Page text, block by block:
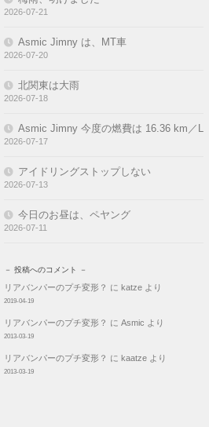
2026-07-21
Asmic Jimny は、MT車
2026-07-20
北関東は大雨
2026-07-18
Asmic Jimny 今度の燃費は 16.36 km／L
2026-07-17
アイドリングストップしない
2026-07-13
今日のお昼は、ペヤング
2026-07-11
－ 投稿へのコメント －
リアバンパーのプチ変形？ に katze より
2019-04-19
リアバンパーのプチ変形？ に Asmic より
2013-03-19
リアバンパーのプチ変形？ に kaatze より
2013-03-19